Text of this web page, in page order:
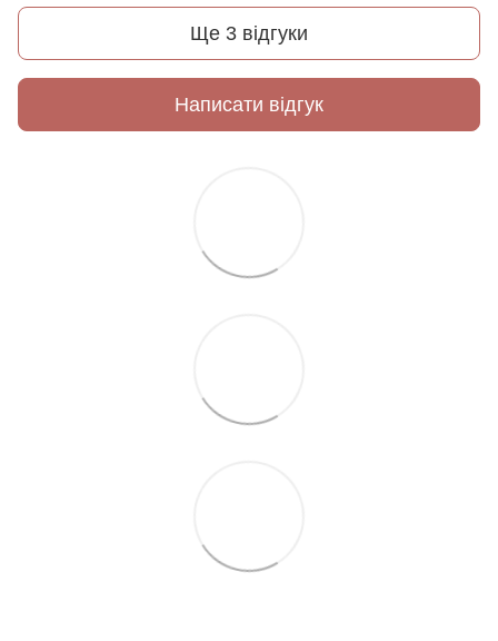
Ще 3 відгуки
Написати відгук